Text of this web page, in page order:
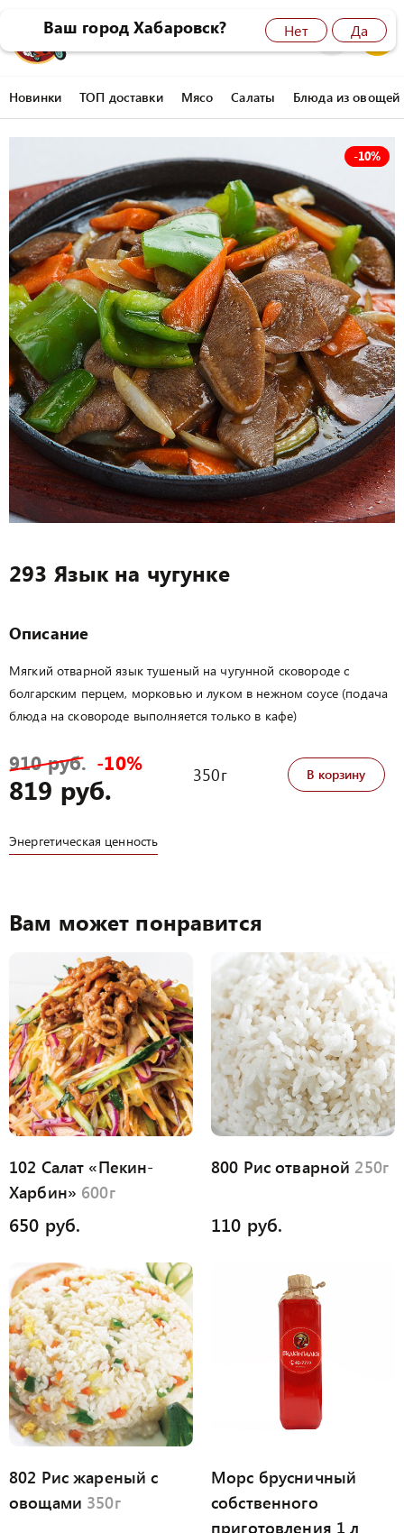
8 (4212) 45-77-77 0
Новинки ТОП доставки Мясо Салаты Блюда из овощей
-10%
293 Язык на чугунке
Описание
Мягкий отварной язык тушеный на чугунной сковороде с
болгарским перцем, морковью и луком в нежном соусе (подача
блюда на сковороде выполняется только в кафе)
910 руб. -10%
819 руб. 350г В корзину
Энергетическая ценность
Вам может понравится
102 Салат «Пекин-
Харбин» 600г
650 руб.
800 Рис отварной 250г
110 руб.
802 Рис жареный с
овощами 350г
Морс брусничный
собственного
приготовления 1 л
Ваш город Хабаровск? Да
Нет